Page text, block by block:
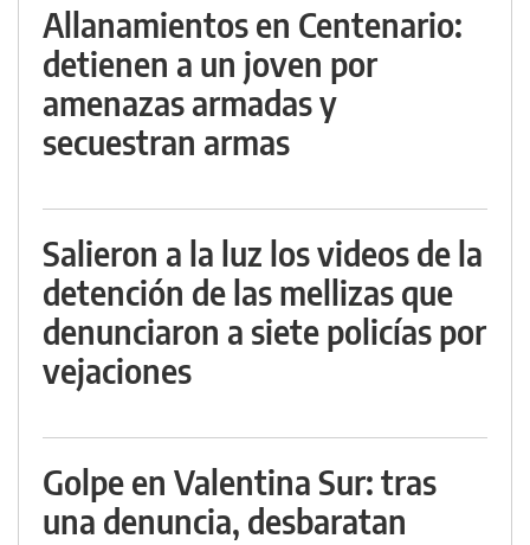
Allanamientos en Centenario:
detienen a un joven por
amenazas armadas y
secuestran armas
Salieron a la luz los videos de la
detención de las mellizas que
denunciaron a siete policías por
vejaciones
Golpe en Valentina Sur: tras
una denuncia, desbaratan